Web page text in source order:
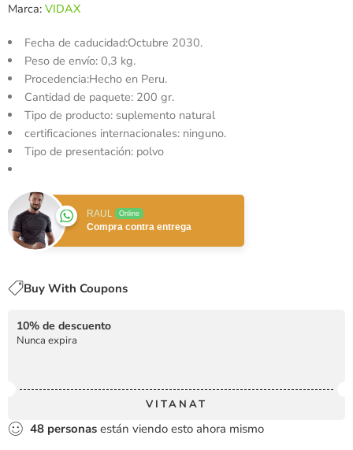
Marca: VIDAX
Fecha de caducidad:Octubre 2030.
Peso de envío: 0,3 kg.
Procedencia:Hecho en Peru.
Cantidad de paquete: 200 gr.
Tipo de producto: suplemento natural
certificaciones internacionales: ninguno.
Tipo de presentación: polvo
RAUL Online
Compra contra entrega
Buy With Coupons
10% de descuento
Nunca expira
VITANAT
48 personas están viendo esto ahora mismo